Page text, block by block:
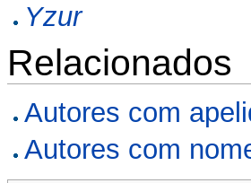
Yzur
Relacionados
Autores com
Autores com